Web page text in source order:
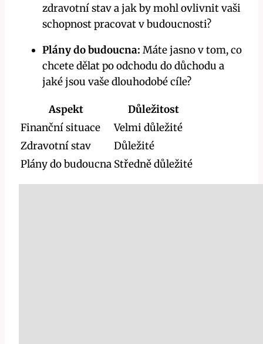
zdravotní stav a jak by mohl ovlivnit vaši
schopnost pracovat v budoucnosti?
Plány do budoucna: Máte jasno v tom, co
chcete dělat po odchodu do důchodu a
jaké jsou vaše dlouhodobé cíle?
Aspekt
Důležitost
Finanční situace
Velmi důležité
Zdravotní stav
Důležité
Plány do budoucna Středně důležité